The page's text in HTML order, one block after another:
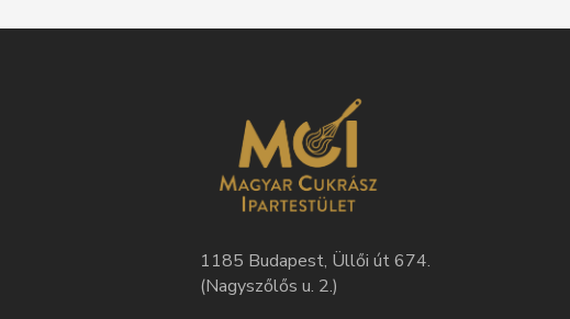
1185 Budapest, Üllői út 674.
(Nagyszőlős u. 2.)